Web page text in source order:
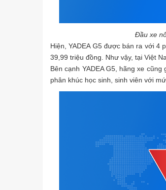
Đầu xe
Hiện, YADEA G5 được bán ra với 4
39,99 triệu đồng. Như vậy, tại Việt
Bên cạnh YADEA G5, hãng xe
phân khúc học sinh, sinh viên với